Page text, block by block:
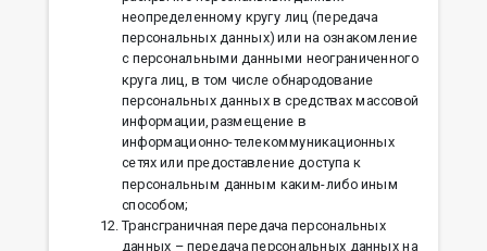
неопределенному кругу лиц (передача
персональных данных) или на ознакомление
с персональными данными неограниченного
круга лиц, в том числе обнародование
персональных данных в средствах массовой
информации, размещение в
информационно-телекоммуникационных
сетях или предоставление доступа к
персональным данным каким-либо иным
способом;
Трансграничная передача персональных
данных – передача персональных данных на